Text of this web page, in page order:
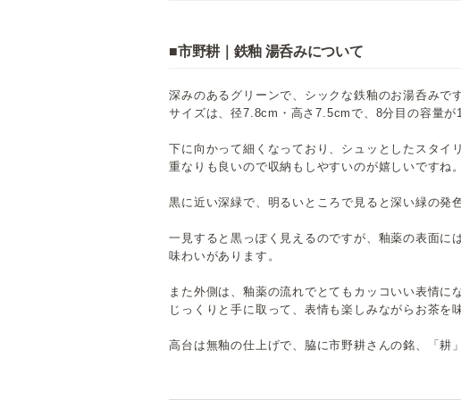
■市野耕｜鉄釉 湯呑みについて
深みのあるグリーンで、シックな鉄釉のお湯呑みです
サイズは、径7.8cm・高さ7.5cmで、8分目の容量が
下に向かって細くなっており、シュッとしたスタイ
重なりも良いので収納もしやすいのが嬉しいですね。
黒に近い深緑で、明るいところで見ると深い緑の発
一見すると黒っぽく見えるのですが、釉薬の表面に
味わいがあります。
また外側は、釉薬の流れでとてもカッコいい表情に
じっくりと手に取って、表情も楽しみながらお茶を
高台は無釉の仕上げで、脇に市野耕さんの銘、「耕